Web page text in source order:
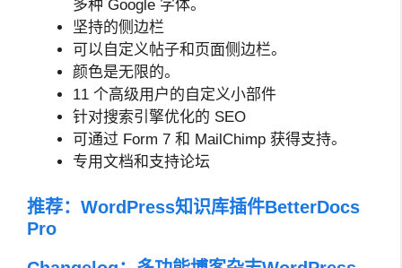
多种 Google 字体。
坚持的侧边栏
可以自定义帖子和页面侧边栏。
颜色是无限的。
11 个高级用户的自定义小部件
针对搜索引擎优化的 SEO
可通过 Form 7 和 MailChimp 获得支持。
专用文档和支持论坛
推荐： WordPress知识库插件BetterDocs
Pro